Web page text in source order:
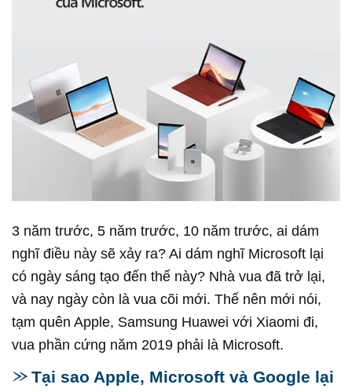
3 năm trước, 5 năm trước, 10 năm trước, ai dám
nghĩ điều này sẽ xảy ra? Ai dám nghĩ Microsoft lại
có ngày sáng tạo đến thế này? Nhà vua đã trở lại,
và nay ngày còn là vua cõi mới. Thế nên mới nói,
tạm quên Apple, Samsung Huawei với Xiaomi đi,
vua phần cứng năm 2019 phải là Microsoft.
Tại sao Apple, Microsoft và Google lại